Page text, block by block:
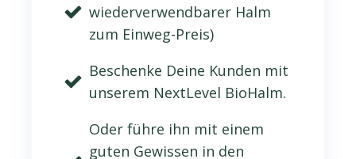
wiederverwendbarer Halm
zum Einweg-Preis)
Beschenke Deine Kunden mit
unserem NextLevel BioHalm.
Oder führe ihn mit einem
guten Gewissen in den